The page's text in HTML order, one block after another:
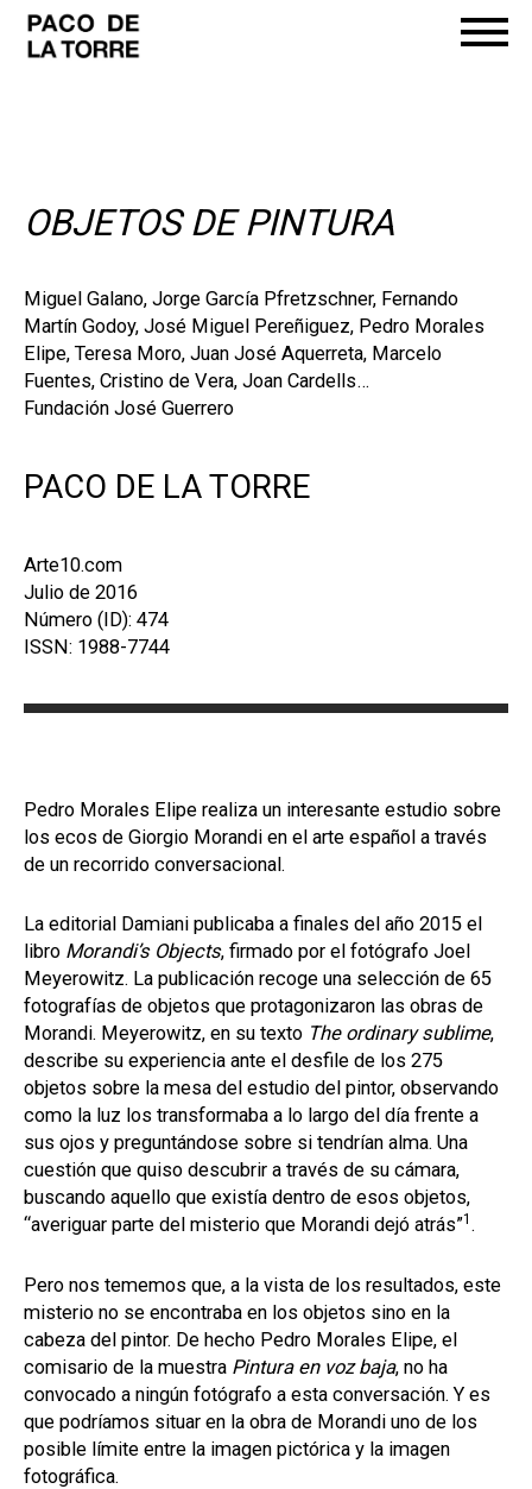
OBJETOS DE PINTURA
Miguel Galano, Jorge García Pfretzschner, Fernando
Martín Godoy, José Miguel Pereñiguez, Pedro Morales
Elipe, Teresa Moro, Juan José Aquerreta, Marcelo
Fuentes, Cristino de Vera, Joan Cardells…
Fundación José Guerrero
PACO DE LA TORRE
Arte10.com
Julio de 2016
Número (ID): 474
ISSN: 1988-7744
Pedro Morales Elipe realiza un interesante estudio sobre
los ecos de Giorgio Morandi en el arte español a través
de un recorrido conversacional.
La editorial Damiani publicaba a finales del año 2015 el
libro Morandi’s Objects, firmado por el fotógrafo Joel
Meyerowitz. La publicación recoge una selección de 65
fotografías de objetos que protagonizaron las obras de
Morandi. Meyerowitz, en su texto The ordinary sublime,
describe su experiencia ante el desfile de los 275
objetos sobre la mesa del estudio del pintor, observando
como la luz los transformaba a lo largo del día frente a
sus ojos y preguntándose sobre si tendrían alma. Una
cuestión que quiso descubrir a través de su cámara,
buscando aquello que existía dentro de esos objetos,
“averiguar parte del misterio que Morandi dejó atrás”1 .
Pero nos tememos que, a la vista de los resultados, este
misterio no se encontraba en los objetos sino en la
cabeza del pintor. De hecho Pedro Morales Elipe, el
comisario de la muestra Pintura en voz baja, no ha
convocado a ningún fotógrafo a esta conversación. Y es
que podríamos situar en la obra de Morandi uno de los
posible límite entre la imagen pictórica y la imagen
fotográfica.